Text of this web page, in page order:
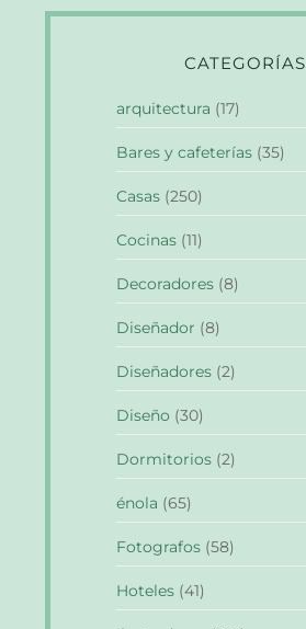
CATEGORÍAS
arquitectura (17)
Bares y cafeterías (35)
Casas (250)
Cocinas (11)
Decoradores (8)
Diseñador (8)
Diseñadores (2)
Diseño (30)
Dormitorios (2)
énola (65)
Fotografos (58)
Hoteles (41)